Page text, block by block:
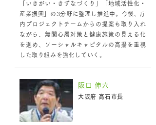
「いきがい・きずなづくり」「地域活性化・
産業振興」の3分野に整理し推進中。今後、庁
内プロジェクトチームからの提案も取り入れ
ながら、無関心層対策と健康施策の見える化
を進め、ソーシャルキャピタルの高揚を重視
した取り組みを強化していく。
阪口 伸六
大阪府 高石市長